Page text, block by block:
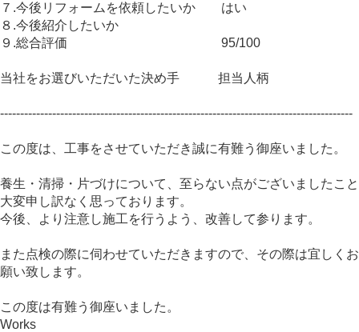
７.今後リフォームを依頼したいか はい
８.今後紹介したいか
９.総合評価 95/100
当社をお選びいただいた決め手 担当人柄
----------------------------------------------------------------------------------------
この度は、工事をさせていただき誠に有難う御座いました。
養生・清掃・片づけについて、至らない点がございましたこと
大変申し訳なく思っております。
今後、より注意し施工を行うよう、改善して参ります。
また点検の際に伺わせていただきますので、その際は宜しくお
願い致します。
この度は有難う御座いました。
Works